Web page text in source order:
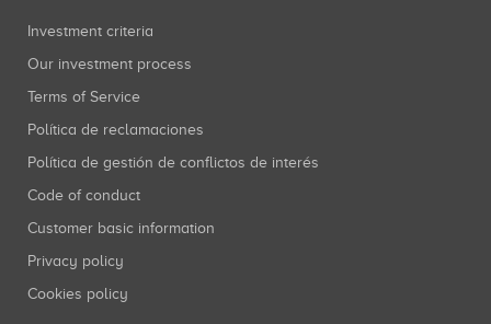
Investment criteria
Our investment process
Terms of Service
Política de reclamaciones
Política de gestión de conflictos de interés
Code of conduct
Customer basic information
Privacy policy
Cookies policy